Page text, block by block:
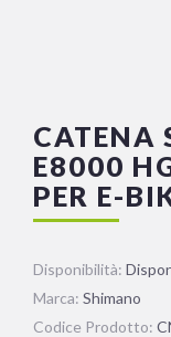
CATENA
E8000
PER E-
Disponibilità:
Marca: Shimano
Codice Prodotto: